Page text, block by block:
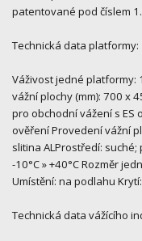
patentované pod číslem
Technická data platformy:
Váživost jedné platformy:
vážní plochy (mm): 700 x
pro obchodní vážení s ES
ověření Provedení vážní
slitina ALProstředí:
-10°C » +40°C Rozměr
Umístění: na podlahu
Technická data vážícího